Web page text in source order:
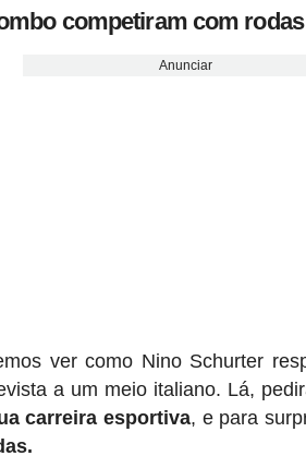
competiram com
Anunciar
ver como Nino Schurter
a um meio italiano. Lá,
carreira esportiva, e para